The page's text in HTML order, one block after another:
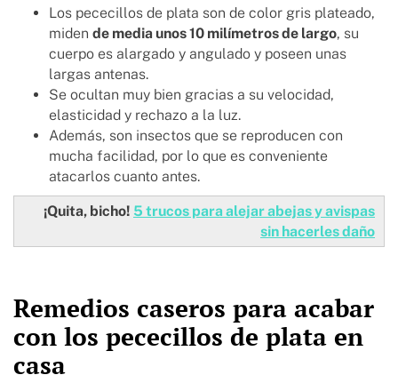
Los pececillos de plata son de color gris plateado,
miden de media unos 10 milímetros de largo, su
cuerpo es alargado y angulado y poseen unas
largas antenas.
Se ocultan muy bien gracias a su velocidad,
elasticidad y rechazo a la luz.
Además, son insectos que se reproducen con
mucha facilidad, por lo que es conveniente
atacarlos cuanto antes.
¡Quita, bicho! 5 trucos para alejar abejas y avispas
sin hacerles daño
Remedios caseros para acabar
con los pececillos de plata en
casa